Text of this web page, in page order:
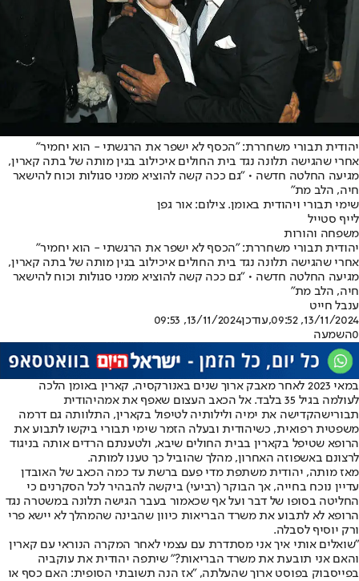
יהודית תבורי משחררת: "הכסף לא ישפר את הרגשתי - הוא יחמיר"
אחרי שהגישה תלונה נגד בית החולים איכילוב בגין מותה של בתה קארין,
מגיעה החלטה חדשה • "גם ככה קשה להוציא ממני סגולות וכוח להישאר
חיה, הלב מת"
שימי תבורי ויהודית באומן. צילום: אור גפן
לייף סטייל
משפחה והורות
יהודית תבורי משחררת: "הכסף לא ישפר את הרגשתי - הוא יחמיר"
אחרי שהגישה תלונה נגד בית החולים איכילוב בגין מותה של בתה קארין,
מגיעה החלטה חדשה • "גם ככה קשה להוציא ממני סגולות וכוח להישאר
חיה, הלב מת"
ענבל חייט
13/11/2024, 09:52
,עודכן13/11/2024, 09:53
0השמעה
במאי 2023 לאחר מאבק ארוך שנים באנורקסיה, קארין באומן הלכה
לעולמה בגיל 35 בלבד. אל הכאב העצום שאפף את אמה
יהודית
תבורישהקדישה את ימיה ולילותיה לטיפול בקארין, התלוותה גם דרמה
משפטית רפואית, כשיהודית ובעלה הזמר שימי תבורי ביקשו לתבוע את
הרופא שטיפל בקארין בבית החולים שיבא, ולטענתם הרדים אותה בניגוד
לרצונם באשפוזה האחרון, מהלך שהוביל כך טענו למותה.
מאז מותה, יהודית משתפת מדי פעם ברשת עד כמה הכאב של האובדן
עדיין נוכח בחייה, אך הבוקר (רביעי) ביקשה להבהיר לכל הסקרנים כי
החליטה בסופו של דבר ועל אף שכאמור בעבר הגישה תלונה במשטרה נגד
הרופא לא לתבוע את משרד הבריאות כיוון שהבינה שהמהלך לא יישא פרי
ורק יוסיף לסבלה.
"שואלים אותי איך אני מסתדרת עם עצמי לאחר המקרה הנוראי עם קארין
והאם אני תובעת את משרד הבריאות?" שיתפה יהודית את עוקביה
בפייסבוק בפוסט ארוך שהעלתה, "אז הנה תשובתי הסופית: האם כסף או